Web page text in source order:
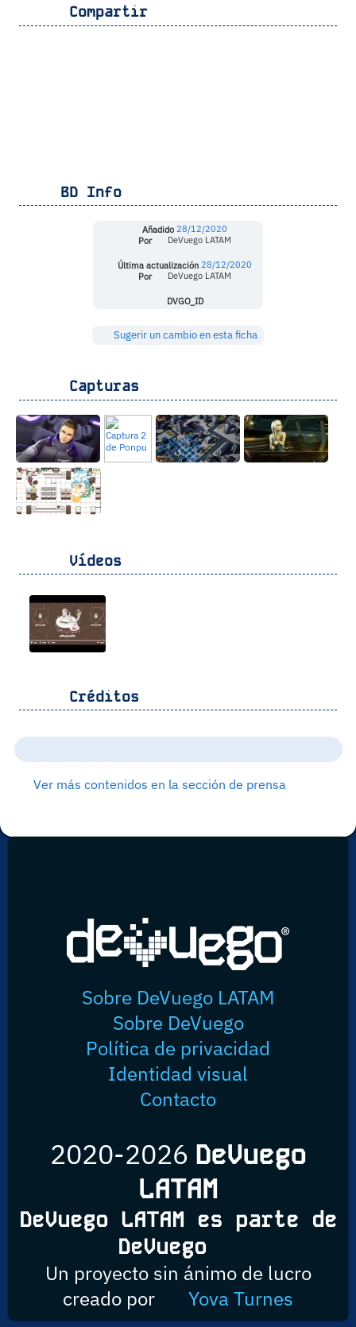
Compartir
BD Info
Añadido 28/12/2020
Por
DeVuego LATAM
Última actualización 28/12/2020
Por
DeVuego LATAM
DVGO_ID
Sugerir un cambio en esta ficha
Capturas
Vídeos
Créditos
Ver más contenidos en la sección de prensa
Sobre DeVuego LATAM
Sobre DeVuego
Política de privacidad
Identidad visual
Contacto
2020-2026 DeVuego
LATAM
DeVuego LATAM es parte de
DeVuego
Un proyecto sin ánimo de lucro
creado por
Yova Turnes